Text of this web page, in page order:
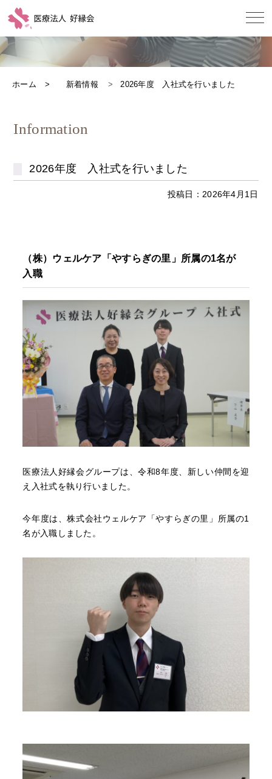
ホーム 新着情報 2026年度 入社式を行いました
Information
2026年度 入社式を行いました
投稿日：2026年4月1日
（株）ウェルケア「やすらぎの里」所属の1名が
入職
医療法人好縁会グループは、令和8年度、新しい仲間を迎
え入社式を執り行いました。
今年度は、株式会社ウェルケア「やすらぎの里」所属の1
名が入職しました。